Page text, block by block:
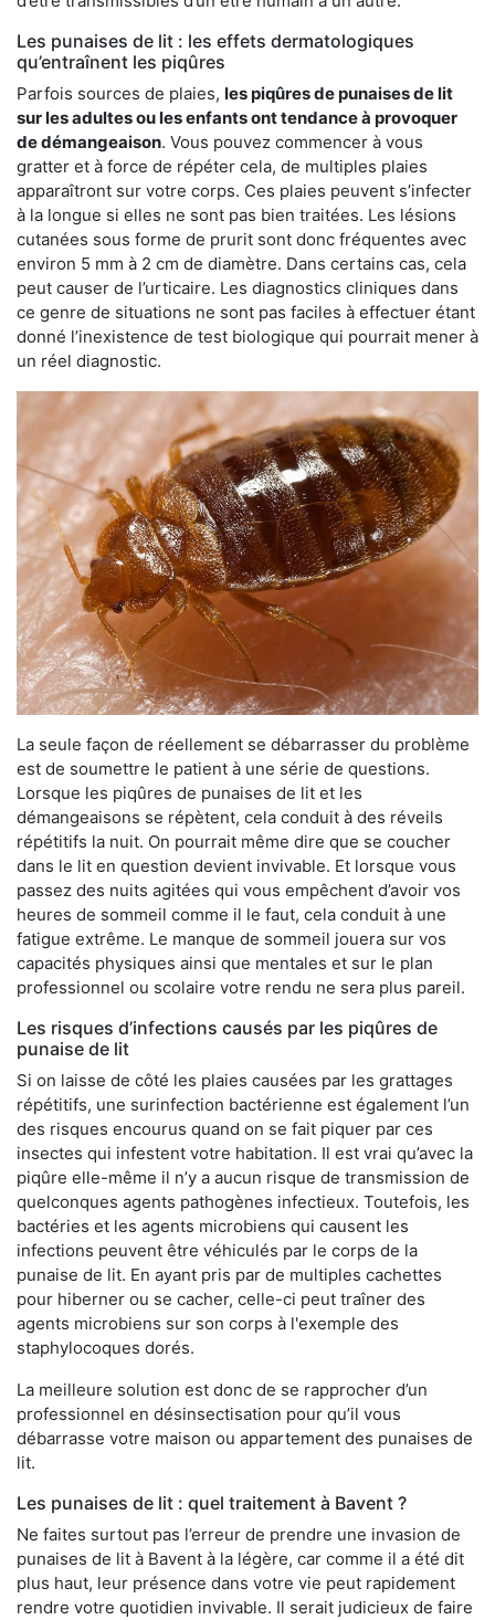
Les punaises de lit : les effets dermatologiques
qu’entraînent les piqûres
Parfois sources de plaies, les piqûres de punaises de lit
sur les adultes ou les enfants ont tendance à provoquer
de démangeaison. Vous pouvez commencer à vous
gratter et à force de répéter cela, de multiples plaies
apparaîtront sur votre corps. Ces plaies peuvent s’infecter
à la longue si elles ne sont pas bien traitées. Les lésions
cutanées sous forme de prurit sont donc fréquentes avec
environ 5 mm à 2 cm de diamètre. Dans certains cas, cela
peut causer de l’urticaire. Les diagnostics cliniques dans
ce genre de situations ne sont pas faciles à effectuer étant
donné l’inexistence de test biologique qui pourrait mener à
un réel diagnostic.
La seule façon de réellement se débarrasser du problème
est de soumettre le patient à une série de questions.
Lorsque les piqûres de punaises de lit et les
démangeaisons se répètent, cela conduit à des réveils
répétitifs la nuit. On pourrait même dire que se coucher
dans le lit en question devient invivable. Et lorsque vous
passez des nuits agitées qui vous empêchent d’avoir vos
heures de sommeil comme il le faut, cela conduit à une
fatigue extrême. Le manque de sommeil jouera sur vos
capacités physiques ainsi que mentales et sur le plan
professionnel ou scolaire votre rendu ne sera plus pareil.
Les risques d’infections causés par les piqûres de
punaise de lit
Si on laisse de côté les plaies causées par les grattages
répétitifs, une surinfection bactérienne est également l’un
des risques encourus quand on se fait piquer par ces
insectes qui infestent votre habitation. Il est vrai qu’avec la
piqûre elle-même il n’y a aucun risque de transmission de
quelconques agents pathogènes infectieux. Toutefois, les
bactéries et les agents microbiens qui causent les
infections peuvent être véhiculés par le corps de la
punaise de lit. En ayant pris par de multiples cachettes
pour hiberner ou se cacher, celle-ci peut traîner des
agents microbiens sur son corps à l'exemple des
staphylocoques dorés.
La meilleure solution est donc de se rapprocher d’un
professionnel en désinsectisation pour qu’il vous
débarrasse votre maison ou appartement des punaises de
lit.
Les punaises de lit : quel traitement à Bavent ?
Ne faites surtout pas l’erreur de prendre une invasion de
punaises de lit à Bavent à la légère, car comme il a été dit
plus haut, leur présence dans votre vie peut rapidement
rendre votre quotidien invivable. Il serait judicieux de faire